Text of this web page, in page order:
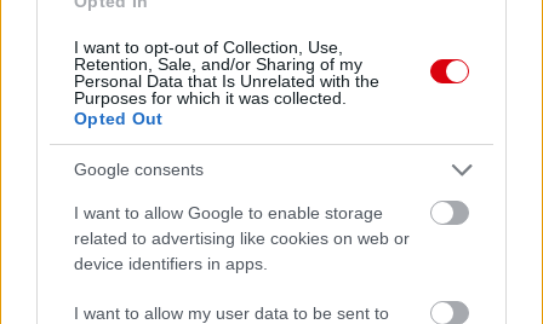
I want to opt-out of Collection, Use,
Retention, Sale, and/or Sharing of my
Personal Data that Is Unrelated with the
Purposes for which it was collected.
Opted Out
Google consents
I want to allow Google to enable storage
related to advertising like cookies on web or
device identifiers in apps.
I want to allow my user data to be sent to